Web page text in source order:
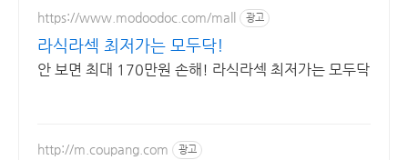
https://www.modoodoc.com/mall 광고
라식라섹 최저가는 모두닥!
안 보면 최대 170만원 손해! 라식라섹 최저가는 모두닥
http://m.coupang.com 광고